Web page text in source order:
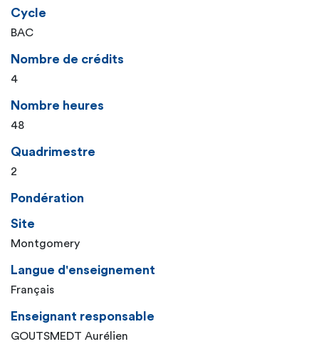
Cycle
BAC
Nombre de crédits
4
Nombre heures
48
Quadrimestre
2
Pondération
Site
Montgomery
Langue d'enseignement
Français
Enseignant responsable
GOUTSMEDT Aurélien